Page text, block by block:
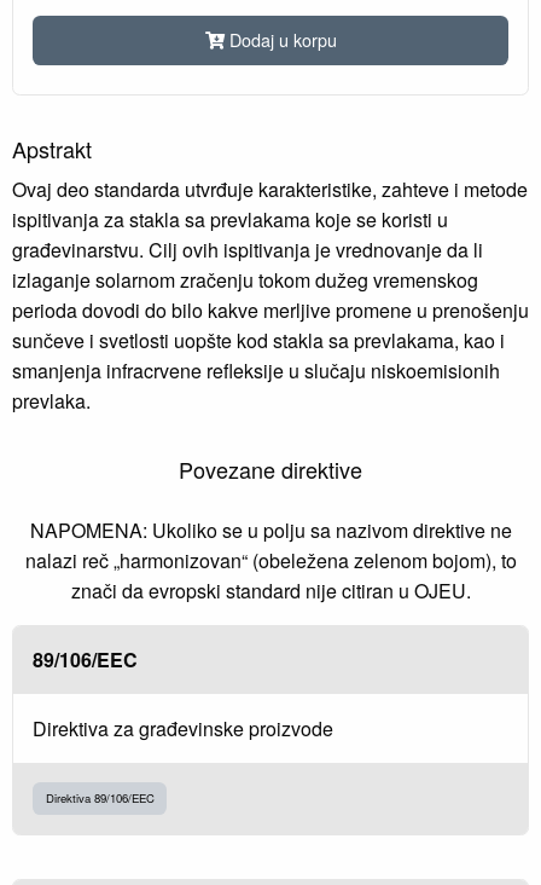
Dodaj u korpu
Apstrakt
Ovaj deo standarda utvrđuje karakteristike, zahteve i metode
ispitivanja za stakla sa prevlakama koje se koristi u
građevinarstvu. Cilj ovih ispitivanja je vrednovanje da li
izlaganje solarnom zračenju tokom dužeg vremenskog
perioda dovodi do bilo kakve merljive promene u prenošenju
sunčeve i svetlosti uopšte kod stakla sa prevlakama, kao i
smanjenja infracrvene refleksije u slučaju niskoemisionih
prevlaka.
Povezane direktive
NAPOMENA: Ukoliko se u polju sa nazivom direktive ne
nalazi reč „harmonizovan“ (obeležena zelenom bojom), to
znači da evropski standard nije citiran u OJEU.
89/106/EEC
Direktiva za građevinske proizvode
Direktiva 89/106/EEC